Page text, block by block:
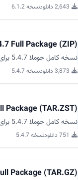
2,643 دانلود نسخه 6.1.2
Full Package (ZIP)
نسخه کامل جوملا 5.4.7 برای نصب جدید از joomla.org
3,873 دانلود نسخه 5.4.7
Package (TAR.ZST)
نسخه کامل جوملا 5.4.7 برای نصب جدید از joomla.org
751 دانلود نسخه 5.4.7
Package (TAR.GZ)